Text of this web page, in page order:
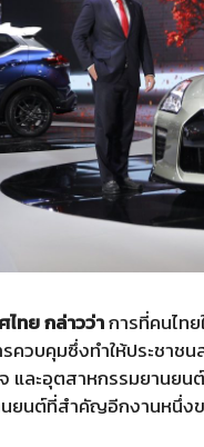
ไทยกล่าวว่าการที่คนไท
วบคุมซึ่งทำให้ประชาช
และอุตสาหกรรมยานย
ยนต์ที่สำคัญอีกงานหนึ่งข